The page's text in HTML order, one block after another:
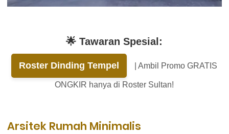
🌟 Tawaran Spesial:
Roster Dinding Tempel | Ambil Promo GRATIS
ONGKIR hanya di Roster Sultan!
Arsitek Rumah Minimalis